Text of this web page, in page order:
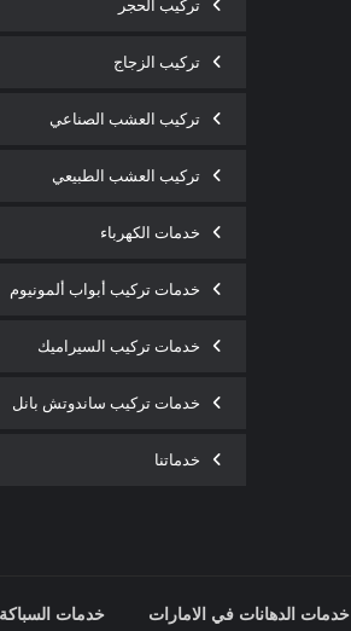
تركيب الحجر
تركيب الزجاج
تركيب العشب الصناعي
تركيب العشب الطبيعي
خدمات الكهرباء
خدمات تركيب أبواب ألمونيوم
خدمات تركيب السيراميك
خدمات تركيب ساندوتش بانل
خدماتنا
خدمات الدهانات في الامارات خدمات السباكة